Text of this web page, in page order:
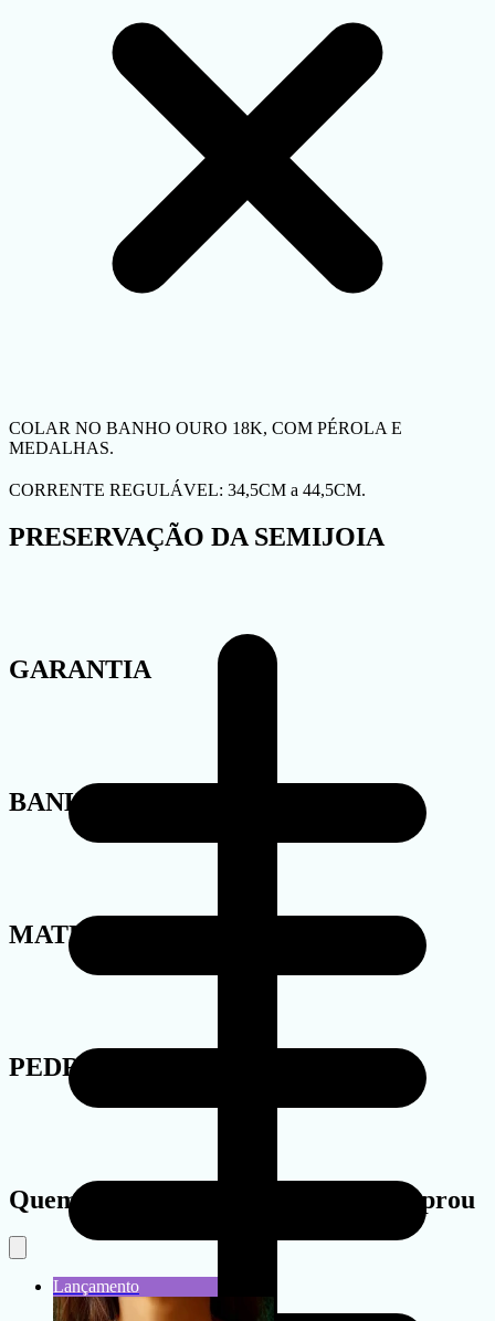
COLAR NO BANHO OURO 18K, COM PÉROLA E
MEDALHAS.
CORRENTE REGULÁVEL: 34,5CM a 44,5CM.
PRESERVAÇÃO DA SEMIJOIA
GARANTIA
BANHO
MATERIAL
PEDRA
Quem viu este produto também comprou